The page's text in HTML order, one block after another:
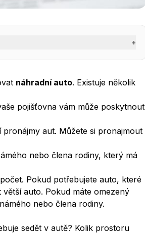
+
náhradní auto. Existuje několik
pojišťovna vám může poskytnout
aut. Můžete si pronajmout
nebo člena rodiny, který má
Pokud potřebujete auto, které
auto. Pokud máte omezený
nebo člena rodiny.
sedět v autě? Kolik prostoru